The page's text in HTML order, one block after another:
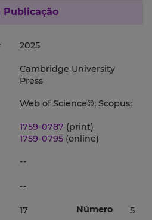
Publicação
2025
Cambridge University
Press
Web of Science©; Scopus;
1759-0787 (print)
1759-0795 (online)
--
--
17 Número 5